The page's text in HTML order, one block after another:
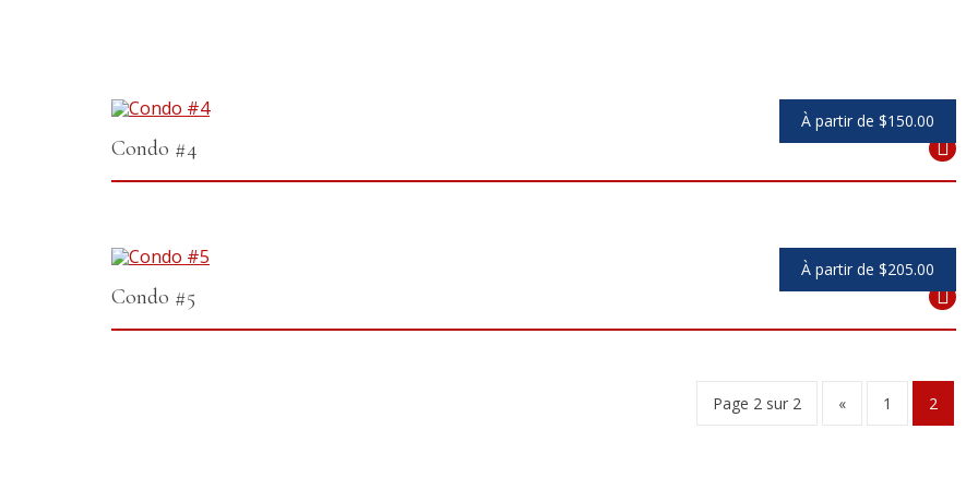
À partir de $150.00
Condo #4
À partir de $205.00
Condo #5
Page 2 sur 2 « 1 2